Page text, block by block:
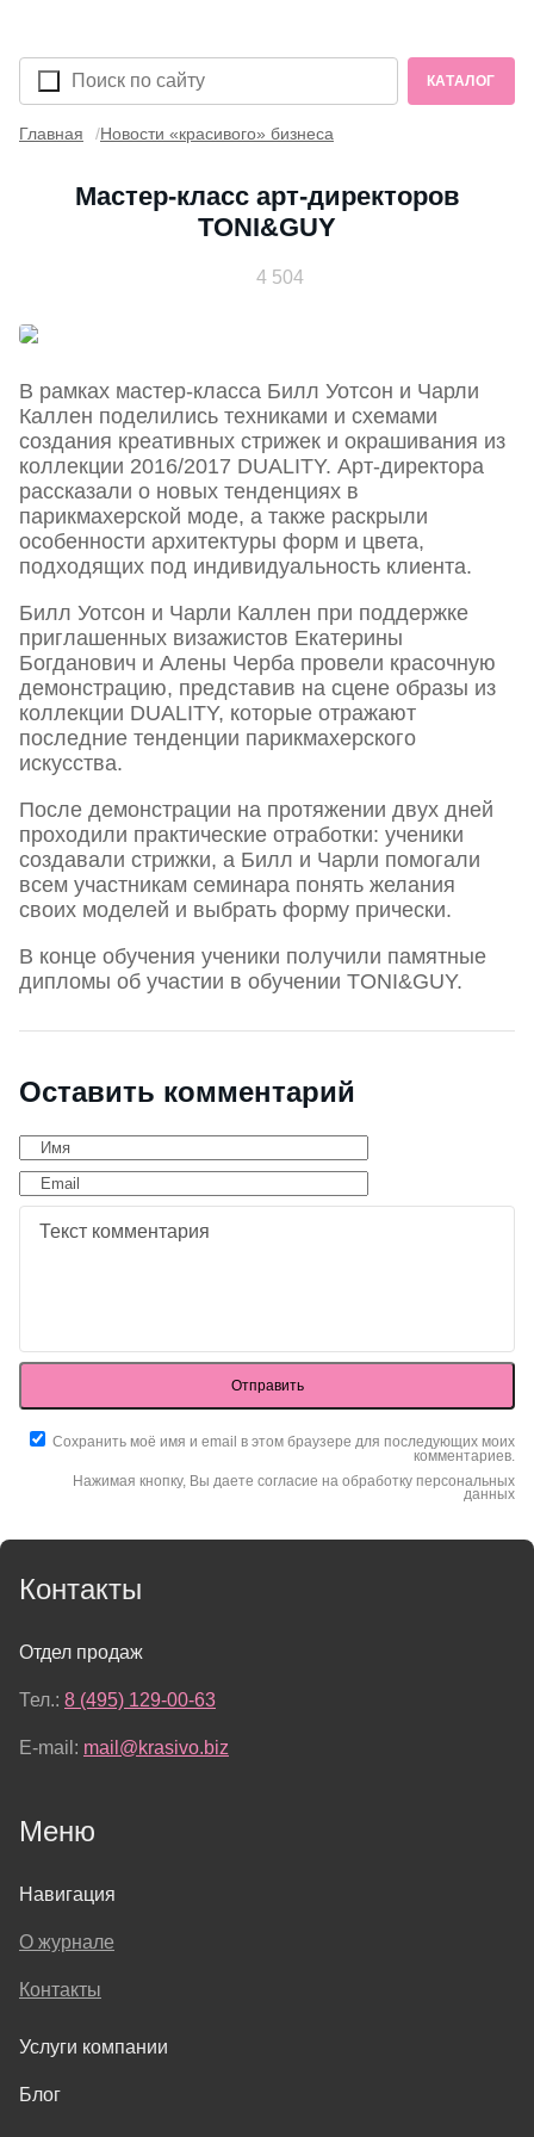
КАТАЛОГ
Главная Новости «красивого» бизнеса
Мастер-класс арт-директоров
TONI&GUY
4 504
В рамках мастер-класса Билл Уотсон и Чарли
Каллен поделились техниками и схемами
создания креативных стрижек и окрашивания из
коллекции 2016/2017 DUALITY. Арт-директора
рассказали о новых тенденциях в
парикмахерской моде, а также раскрыли
особенности архитектуры форм и цвета,
подходящих под индивидуальность клиента.
Билл Уотсон и Чарли Каллен при поддержке
приглашенных визажистов Екатерины
Богданович и Алены Черба провели красочную
демонстрацию, представив на сцене образы из
коллекции DUALITY, которые отражают
последние тенденции парикмахерского
искусства.
После демонстрации на протяжении двух дней
проходили практические отработки: ученики
создавали стрижки, а Билл и Чарли помогали
всем участникам семинара понять желания
своих моделей и выбрать форму прически.
В конце обучения ученики получили памятные
дипломы об участии в обучении TONI&GUY.
Оставить комментарий
Отправить
Сохранить моё имя и email в этом браузере для последующих моих
комментариев.
Нажимая кнопку, Вы даете согласие на обработку персональных
данных
Контакты
Отдел продаж
Тел.: 8 (495) 129-00-63
E-mail: mail@krasivo.biz
Меню
Навигация
О журнале
Контакты
Услуги компании
Блог